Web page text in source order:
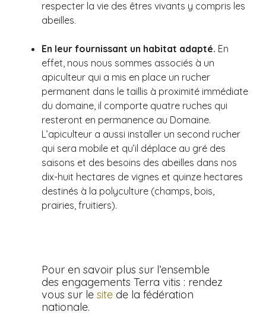
respecter la vie des êtres vivants y compris les
abeilles.
En leur fournissant un habitat adapté. En
effet, nous nous sommes associés à un
apiculteur qui a mis en place un rucher
permanent dans le taillis à proximité immédiate
du domaine, il comporte quatre ruches qui
resteront en permanence au Domaine.
L’apiculteur a aussi installer un second rucher
qui sera mobile et qu’il déplace au gré des
saisons et des besoins des abeilles dans nos
dix-huit hectares de vignes et quinze hectares
destinés à la polyculture (champs, bois,
prairies, fruitiers).
Pour en savoir plus sur l’ensemble
des engagements Terra vitis : rendez
vous sur le site de la fédération
nationale.